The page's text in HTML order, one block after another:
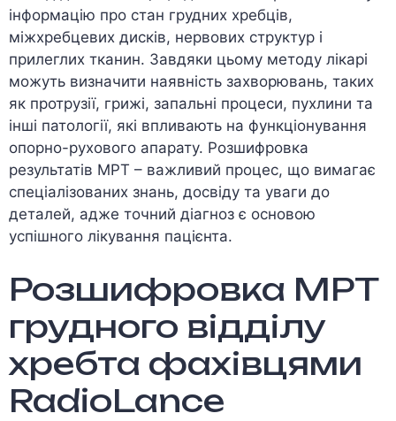
інформацію про стан грудних хребців,
міжхребцевих дисків, нервових структур і
прилеглих тканин. Завдяки цьому методу лікарі
можуть визначити наявність захворювань, таких
як протрузії, грижі, запальні процеси, пухлини та
інші патології, які впливають на функціонування
опорно-рухового апарату. Розшифровка
результатів МРТ – важливий процес, що вимагає
спеціалізованих знань, досвіду та уваги до
деталей, адже точний діагноз є основою
успішного лікування пацієнта.
Розшифровка МРТ
грудного відділу
хребта фахівцями
RadioLance